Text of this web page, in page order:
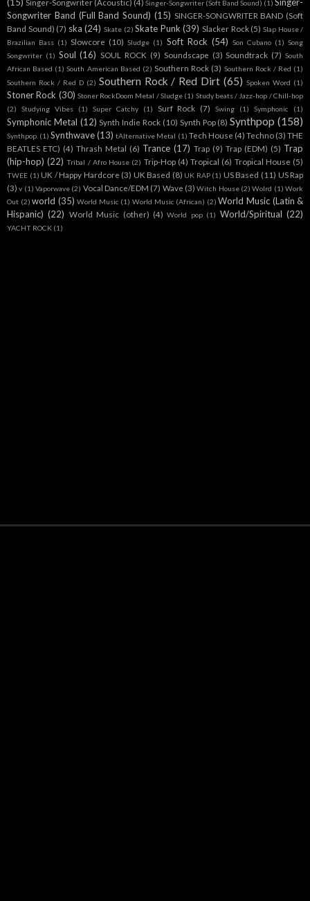
Singer-Songwriter (Soft Band Sound) (1)
Songwriter Band (Full Band Sound) (15) SINGER-SONGWRITER BAND (Soft
Band Sound) (7) ska (24) Skate (2) Skate Punk (39) Slacker Rock (5) Slap House /
Brazilian Bass (1) Slowcore (10) Sludge (1) Soft Rock (54) Son Cubano (1) Song
Songwriter (1) Soul (16) SOUL ROCK (9) Soundscape (3) Soundtrack (7) South
African Based (1) South American Based (2) Southern Rock (3) Southern Rock / Red (1)
Southern Rock / Red D (2) Southern Rock / Red Dirt (65) Spoken Word (1)
Stoner Rock (30) Stoner RockDoom Metal / Sludge (1) Study beats / Jazz-hop / Chill-hop
(2)
Studying Vibes (1) Super Catchy (1) Surf Rock (7) Swing (1) Symphonic (1)
Symphonic Metal (12) Synth Indie Rock (10) Synth Pop (8) Synthpop (158)
Synthpop. (1) Synthwave (13) tAlternative Metal (1) Tech House (4) Techno (3) THE
BEATLES ETC) (4) Thrash Metal (6) Trance (17) Trap (9) Trap (EDM) (5) Trap
(hip-hop) (22) Tribal / Afro House (2) Trip-Hop (4) Tropical (6) Tropical House (5)
TWEE (1) UK / Happy Hardcore (3) UK Based (8) UK RAP (1) US Based (11) US Rap
(3) v (1) Vaporwave (2) Vocal Dance/EDM (7) Wave (3) Witch House (2) Wolrd (1) Work
Out (2) world (35) World Music (1) World Music (African) (2) World Music (Latin &
Hispanic) (22) World Music (other) (4) World pop (1) World/Spiritual (22)
YACHT ROCK (1)